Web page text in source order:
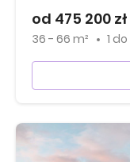
od 475 200 zł
36 - 66 m² 1 do